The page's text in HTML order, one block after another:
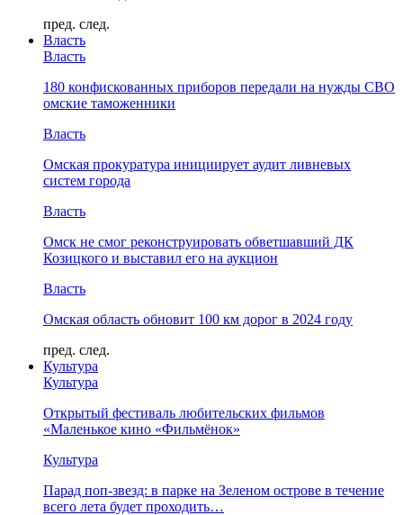
пред. след.
Власть
Власть
180 конфискованных приборов передали на нужды СВО
омские таможенники
Власть
Омская прокуратура инициирует аудит ливневых
систем города
Власть
Омск не смог реконструировать обветшавший ДК
Козицкого и выставил его на аукцион
Власть
Омская область обновит 100 км дорог в 2024 году
пред. след.
Культура
Культура
Открытый фестиваль любительских фильмов
«Маленькое кино «Фильмёнок»
Культура
Парад поп-звезд: в парке на Зеленом острове в течение
всего лета будет проходить…